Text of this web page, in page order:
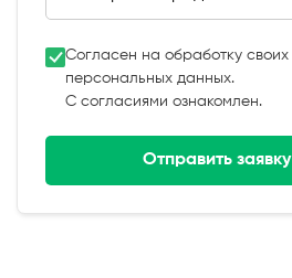
Согласен на обработку своих
персональных данных.
С согласиями ознакомлен.
Отправить заявку